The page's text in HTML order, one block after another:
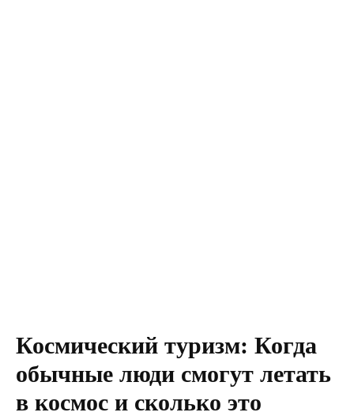
Космический туризм: Когда
обычные люди смогут летать
в космос и сколько это